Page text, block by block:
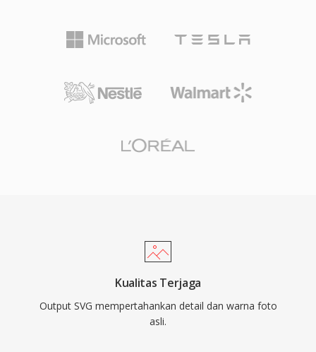
Kualitas Terjaga
Output SVG mempertahankan detail dan warna foto
asli.